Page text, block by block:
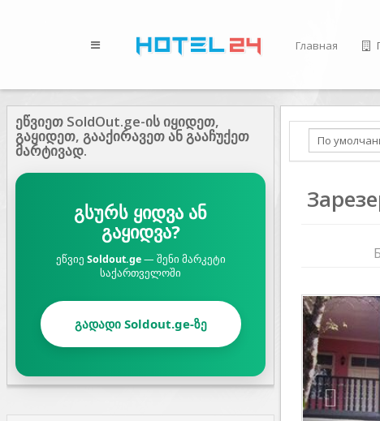
Главная
ეწვიეთ SoldOut.ge-ის იყიდეთ,
გაყიდეთ, გააქირავეთ ან გააჩუქეთ
მარტივად.
გსურს ყიდვა ან
გაყიდვა?
ეწვიე Soldout.ge— შენი მარკეტი
საქართველოში
გადადი Soldout.ge-ზე